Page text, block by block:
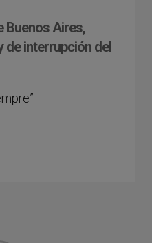
Buenos Aires,
de interrupción del